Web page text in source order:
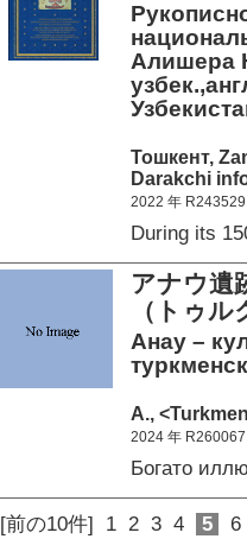
Алишера
Тошкент,
Darakchi
2022 年 R243529
During its
アナウ遺
（トゥ
Анау –
A.,
2024 年 R260067
Богато
[前の10件] 1 2 3 4 5 6